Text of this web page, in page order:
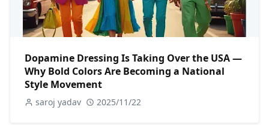
Dopamine Dressing Is Taking Over the USA —
Why Bold Colors Are Becoming a National
Style Movement
saroj yadav 2025/11/22